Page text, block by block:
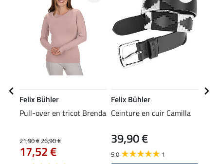
Felix Bühler
Pull-over en tricot Brenda
21,90 €26,90 €
17,52 €
Felix Bühler
Ceinture en cuir Camilla
39,90 €
5.0 1